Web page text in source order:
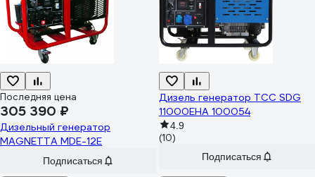
Последняя цена
305 390 ₽
Дизельный генератор
MAGNETTA MDE-12E
Подписаться
Дизель генератор ТСС SDG
11000EHA 100054
4.9
(10)
Подписаться